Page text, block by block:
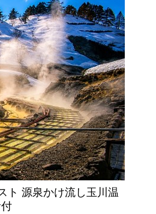
ト 源泉かけ流し玉川温